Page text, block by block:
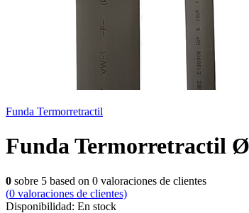
Funda Termorretractil
Funda Termorretractil
0 sobre 5 based on 0 valoraciones de clientes
(0 valoraciones de clientes)
Disponibilidad: En stock